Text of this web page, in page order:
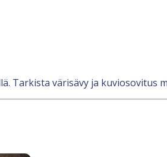
Tarkista värisävy ja kuviosovitus